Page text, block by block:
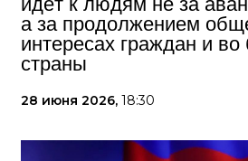
а за продолжением
интересах граждан и
страны
28 июня 2026, 18:30